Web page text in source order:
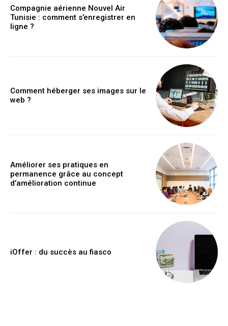
Compagnie aérienne Nouvel Air
Tunisie : comment s’enregistrer en
ligne ?
Comment héberger ses images sur le
web ?
Améliorer ses pratiques en
permanence grâce au concept
d’amélioration continue
iOffer : du succès au fiasco